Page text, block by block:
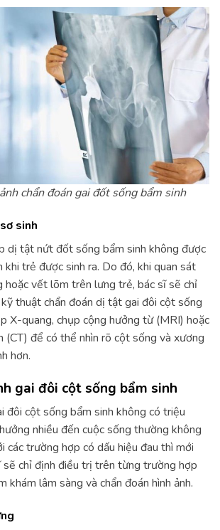
chẩn đoán gai đốt sống bẩm sinh
sinh
dị tật nứt đốt sống bẩm sinh không được
khi trẻ được sinh ra. Do đó, khi quan sát
hoặc vết lõm trên lưng trẻ, bác sĩ sẽ chỉ
thuật chẩn đoán dị tật gai đôi cột sống
X-quang, chụp cộng hưởng từ (MRI) hoặc
(CT) để có thể nhìn rõ cột sống và xương
hơn.
gai đôi cột sống bẩm sinh
đôi cột sống bẩm sinh không có triệu
nhiều đến cuộc sống thường không
các trường hợp có dấu hiệu đau thì mới
sẽ chỉ định điều trị trên từng trường hợp
khám lâm sàng và chẩn đoán hình ảnh.